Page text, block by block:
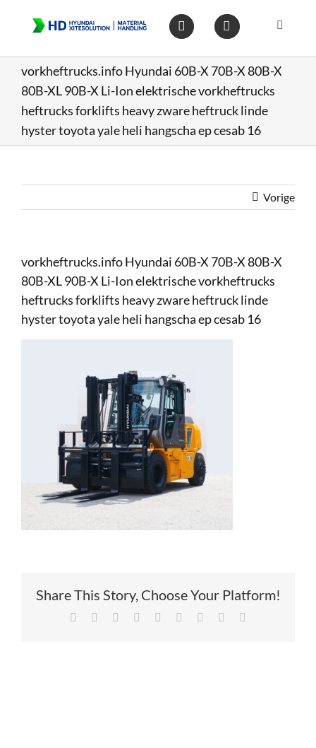
inhoud
Toggle
Op
vorkheftrucks.info Hyundai 60B-X 70B-X 80B-X
80B-XL 90B-X Li-Ion elektrische vorkheftrucks
heftrucks forklifts heavy zware heftruck linde
hyster toyota yale heli hangscha ep cesab 16
Vorige
vorkheftrucks.info Hyundai 60B-X 70B-X 80B-X
80B-XL 90B-X Li-Ion elektrische vorkheftrucks
heftrucks forklifts heavy zware heftruck linde
hyster toyota yale heli hangscha ep cesab 16
Share This Story, Choose Your Platform!
Facebook Reddit LinkedIn
TumblrPinterest Xing